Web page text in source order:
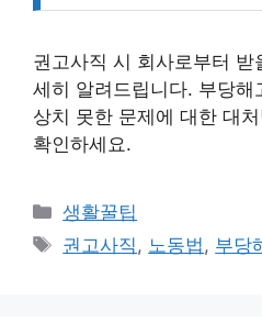
권고사직 시 회사로부터
세히 알려드립니다. 부당해
상치 못한 문제에 대한 대
확인하세요.
카
테
생활꿀팁
태
권고사직, 노동법, 부당